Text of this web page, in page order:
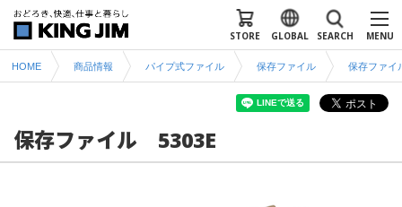
MENU
SEARCH
GLOBAL
STORE
HOME 商品情報 パイプ式ファイル 保存ファイル 保存ファイ
保存ファイル 5303E